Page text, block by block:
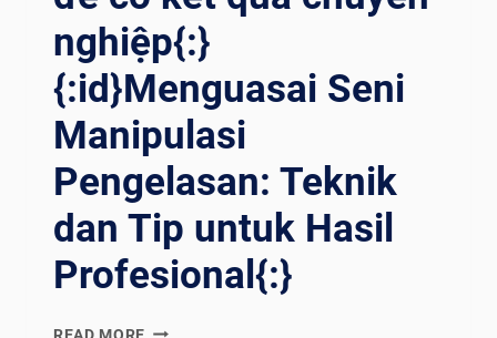
ชื่อม: เ
ทคนิคแ
ละเ
คล็ดล
พื่อผ
ลลัพธ์ร
ะดับม
ืออ
าชีพ{:}{
:VI}NẮM V
ỮNG N
nghiệp{:}
{:id}Menguasai Seni
Manipulasi
Pengelasan: Teknik
dan Tip untuk Hasil
Profesional{:}
READ MORE {:EN}MASTERING